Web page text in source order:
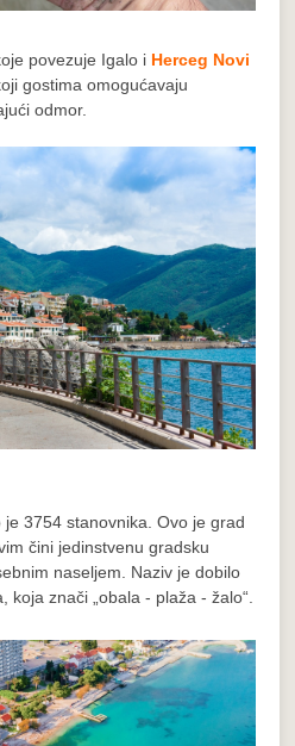
povezuje Igalo i Herceg Novi
gostima omogućavaju
odmor.
3754 stanovnika. Ovo je grad
čini jedinstvenu gradsku
naseljem. Naziv je dobilo
koja znači „obala - plaža - žalo“.